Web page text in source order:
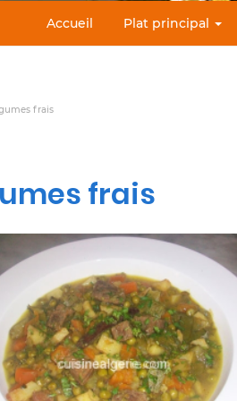
Accueil Plat principal
frais
frais